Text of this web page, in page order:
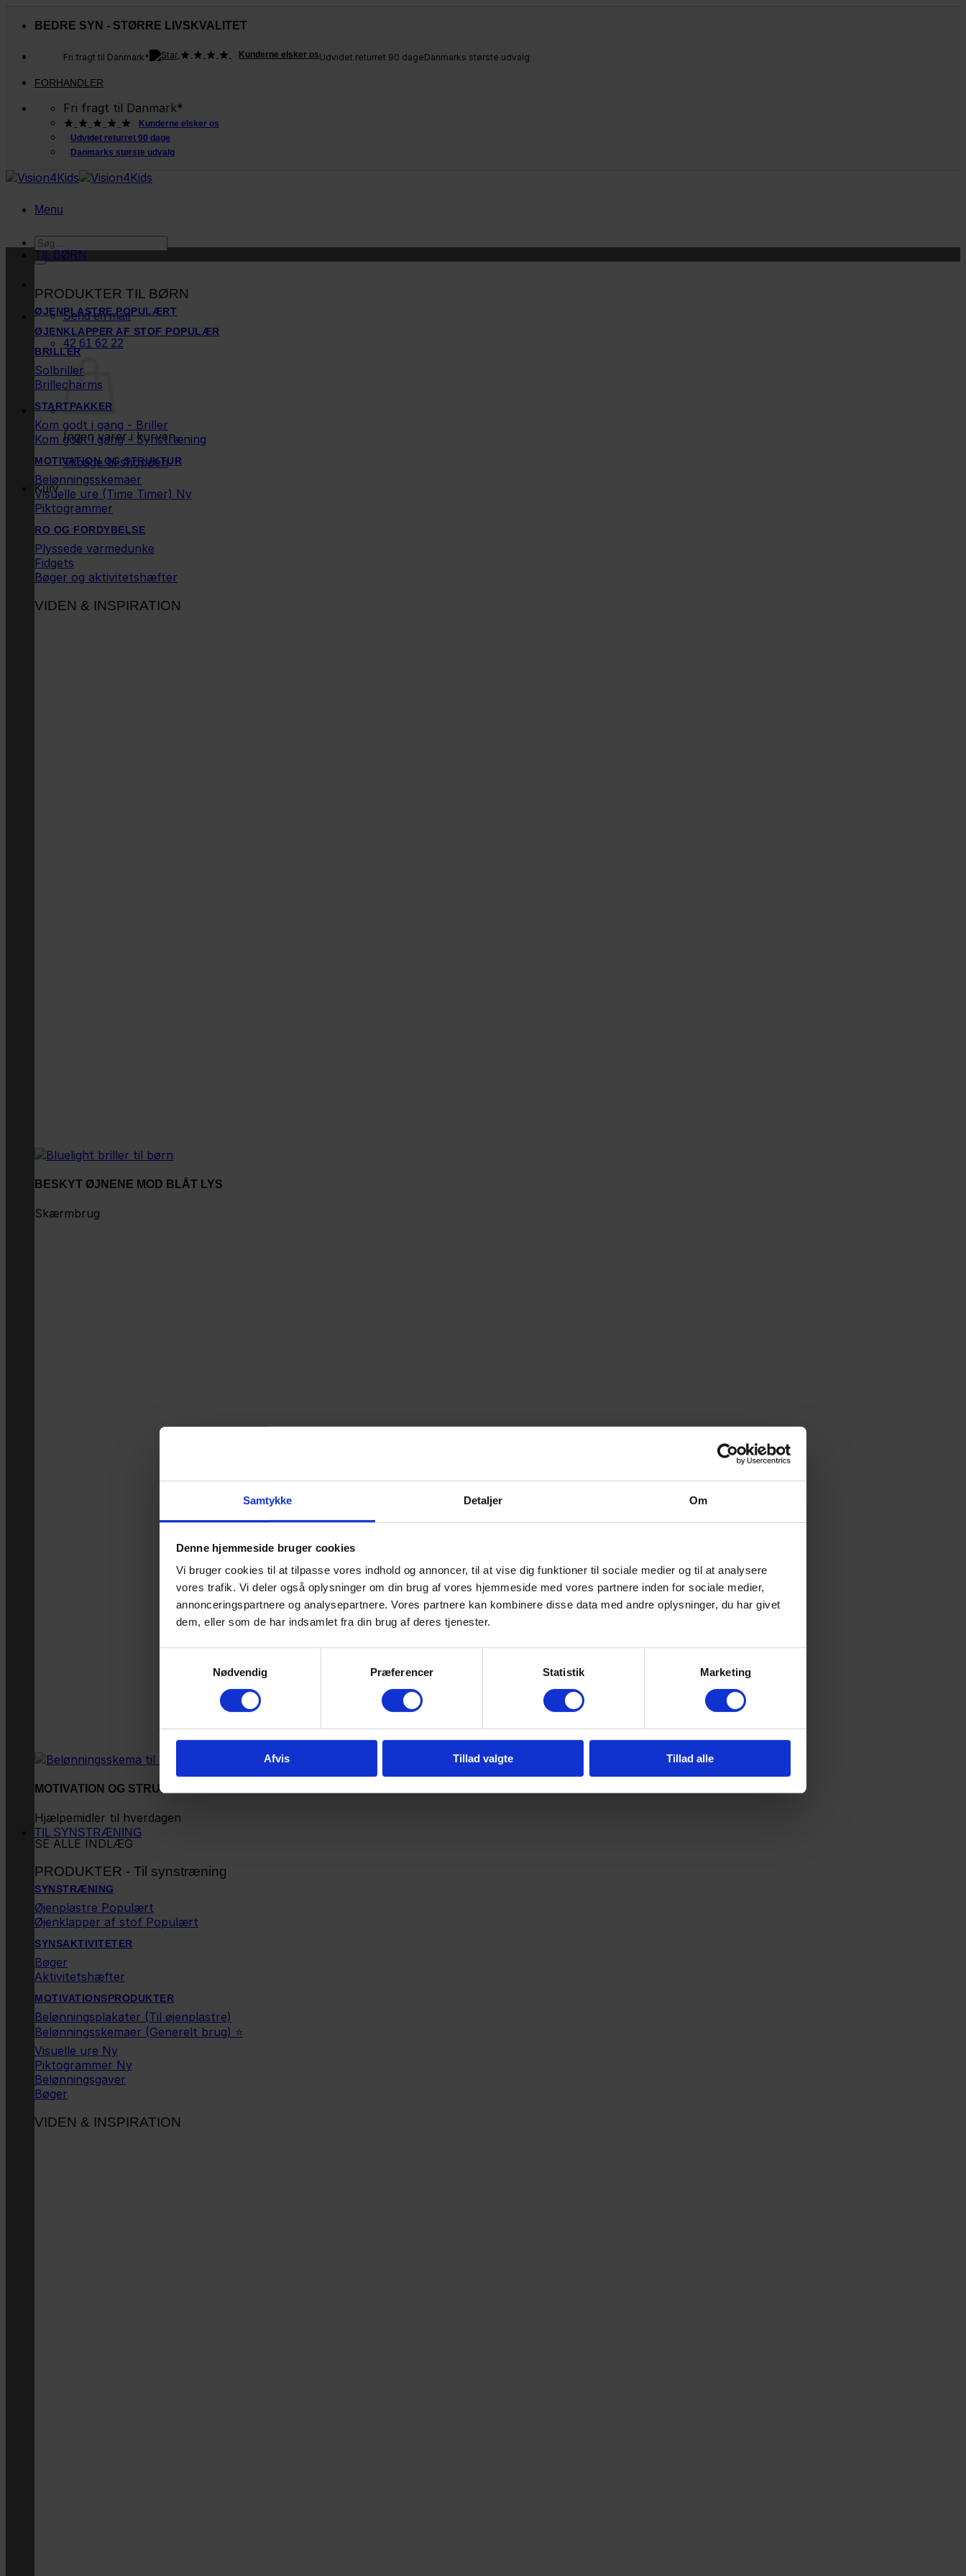
Samtykke Detaljer Om
Denne hjemmeside bruger cookies
Vi bruger cookies til at tilpasse vores indhold og annoncer, til at vise dig funktioner til sociale medier og til at analysere
vores trafik. Vi deler også oplysninger om din brug af vores hjemmeside med vores partnere inden for sociale medier,
annonceringspartnere og analysepartnere. Vores partnere kan kombinere disse data med andre oplysninger, du har givet
dem, eller som de har indsamlet fra din brug af deres tjenester.
Nødvendig
Præferencer Statistik Marketing
Afvis Tillad valgte Tillad alle
BEDRE SYN - STØRRE LIVSKVALITET
Fri fragt til Danmark* Kunderne elsker osUdvidet returret 90 dageDanmarks største udvalg
FORHANDLER
Fri fragt til Danmark*
Kunderne elsker os
Udvidet returret 90 dage
Danmarks største udvalg
Menu
Søg
efter:
Send en mail
42 61 62 22
Ingen varer i kurven.
Tilbage til shoppen
Kurv
TIL BØRN
PRODUKTER TIL BØRN
ØJENPLASTRE
ØJENKLAPPER AF STOF
BRILLER
Solbriller
Brillecharms
STARTPAKKER
Kom godt i gang - Briller
Kom godt i gang - Synstræning
MOTIVATION OG STRUKTUR
Belønningsskemaer
Visuelle ure (Time Timer)
Piktogrammer
RO OG FORDYBELSE
Plyssede varmedunke
Fidgets
Bøger og aktivitetshæfter
VIDEN & INSPIRATION
BESKYT ØJNENE MOD BLÅT LYS
Skærmbrug
MOTIVATION OG STRUKTUR
Hjælpemidler til hverdagen
SE ALLE INDLÆG
TIL SYNSTRÆNING
PRODUKTER - Til synstræning
SYNSTRÆNING
Øjenplastre
Øjenklapper af stof
SYNSAKTIVITETER
Bøger
Aktivitetshæfter
MOTIVATIONSPRODUKTER
Belønningsplakater (Til øjenplastre)
Belønningsskemaer (Generelt brug) ⭐
Visuelle ure
Piktogrammer
Belønningsgaver
Bøger
VIDEN & INSPIRATION